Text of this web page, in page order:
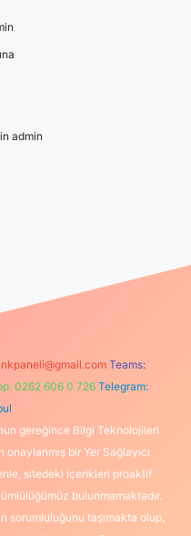
admin
Teams:
0262 606 0 726 Telegram:
gereğince Bilgi Teknolojileri
bir Yer Sağlayıcı
sitedeki içerikleri proaktif
bulunmamaktadır.
sorumluluğunu taşımakta olup,